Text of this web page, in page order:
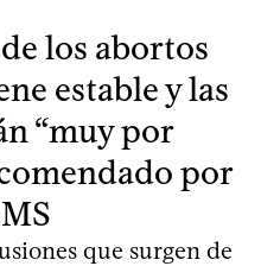
los abortos
estable y las
“muy por
por
que surgen de